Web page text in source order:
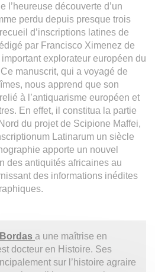
l’heureuse découverte d’un
perdu depuis presque trois
d’inscriptions latines de
par Francisco Ximenez de
explorateur européen du
manuscrit, qui a voyagé de
nous apprend que son
à l’antiquarisme européen et
En effet, il constitua la partie
du projet de Scipione Maffei,
Latinarum un siècle
apporte un nouvel
des antiquités africaines au
des informations inédites
a une maîtrise en
docteur en Histoire. Ses
sur l’histoire agraire